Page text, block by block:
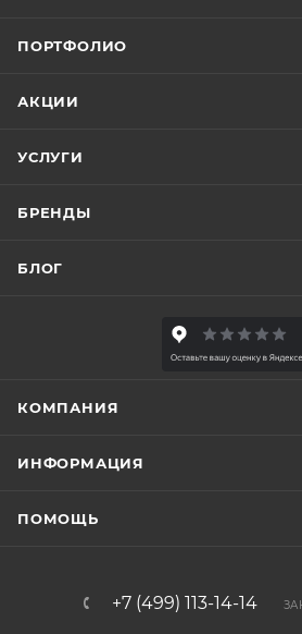
ПОРТФОЛИО
АКЦИИ
УСЛУГИ
БРЕНДЫ
БЛОГ
КОМПАНИЯ
ИНФОРМАЦИЯ
ПОМОЩЬ
+7 (499) 113-14-14